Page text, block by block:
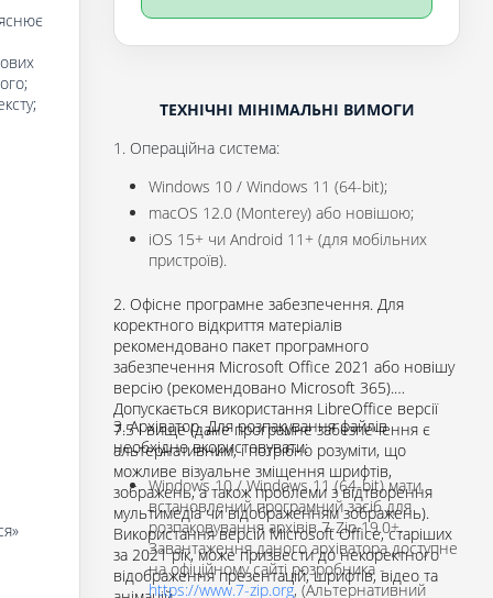
ТЕХНІЧНІ МІНІМАЛЬНІ ВИМОГИ
1. Операційна система:
Windows 10 / Windows 11 (64-bit);
macOS 12.0 (Monterey) або новішою;
iOS 15+ чи Android 11+ (для мобільних
пристроїв).
2. Офісне програмне забезпечення. Для
коректного відкриття матеріалів
рекомендовано пакет програмного
забезпечення Microsoft Office 2021 або новішу
версію (рекомендовано Microsoft 365).
Допускається використання LibreOffice версії
7.5 і вище (дане програмне забезпечення є
альтернативним, і потрібно розуміти, що
можливе візуальне зміщення шрифтів,
зображень, а також проблеми з відтворення
мультимедіа чи відображенням зображень).
Використання версій Microsoft Office, старіших
за 2021 рік, може призвести до некоректного
відображення презентацій, шрифтів, відео та
3. Архіватор. Для розпакування файлів
необхідно вкористовувати:
Windows 10 / Windows 11 (64-bit) мати
встановлений програмний засіб для
розпаковування архівів 7-Zip 19.0+.
Завантаження даного архіватора доступне
на офіційному сайті розробника -
https://www.7-zip.org, (Альтернативний